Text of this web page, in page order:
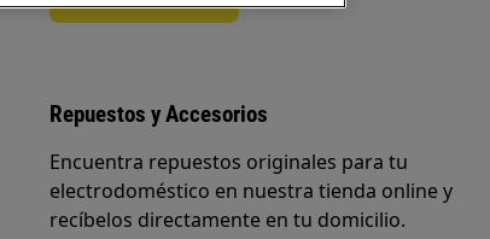
Repuestos y Accesorios
Encuentra repuestos originales para tu
electrodoméstico en nuestra tienda online y
recíbelos directamente en tu domicilio.